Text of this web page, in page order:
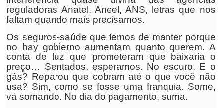
reguladoras Anatel, Aneel, ANS, letras que nos
faltam quando mais precisamos.
Os seguros-saúde que temos de manter porque
no hay gobierno aumentam quanto querem. A
conta de luz que prometeram que baixaria o
preço… Sentados, esperamos. No escuro. E o
gás? Reparou que cobram até o que você não
usa? Sim, como se fosse uma franquia. Some,
vá somando. No dia do pagamento, suma.